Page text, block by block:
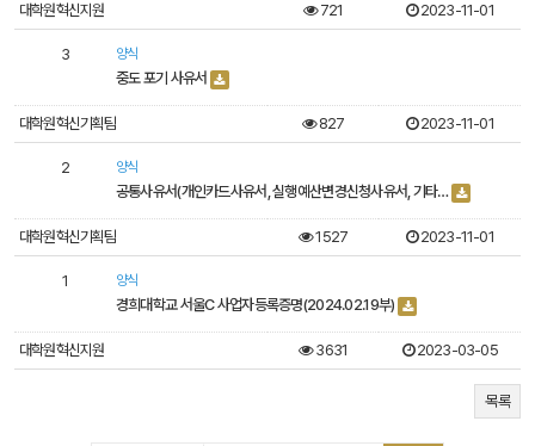
대학원혁신지원 721 2023-11-01
3 양식
중도 포기 사유서
대학원혁신기획팀 827 2023-11-01
2 양식
공통사유서(개인카드사유서, 실행예산변경신청사유서, 기타…
대학원혁신기획팀 1527 2023-11-01
1 양식
경희대학교 서울C 사업자등록증명(2024.02.19부)
대학원혁신지원 3631 2023-03-05
목록